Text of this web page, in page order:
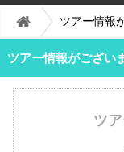
ツアー情報
ツアー情報がござい
ツ